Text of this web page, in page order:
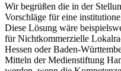
Wir begrüßen die in der
Vorschläge für eine
Diese Lösung wäre
für Nichtkommerzielle
Hessen oder Baden-
Mitteln der Medienstiftung